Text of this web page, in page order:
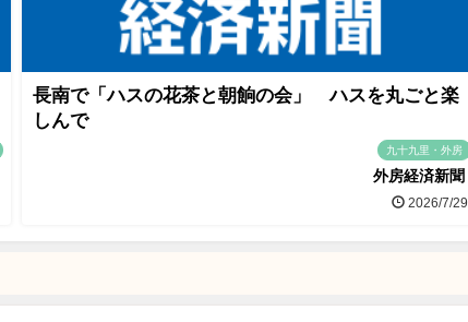
長南で「ハスの花茶と朝餉の会」 ハスを丸ごと楽
しんで
九十九里・外房
外房経済新聞
2026/7/29